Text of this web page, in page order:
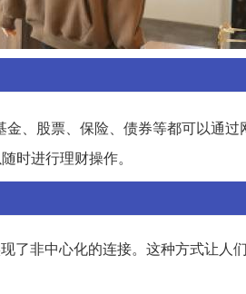
、股票、保险、债券等都可以通过
时进行理财操作。
了非中心化的连接。这种方式让人